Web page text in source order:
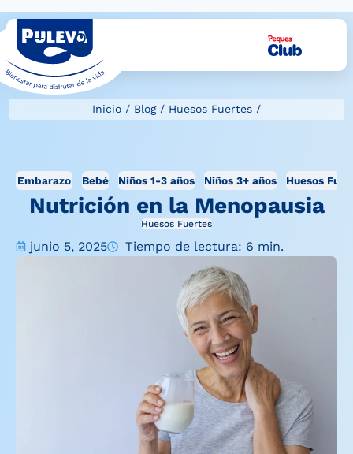
Inicio / Blog/ Huesos Fuertes /
Embarazo Bebé Niños 1-3 años Niños 3+ años Huesos
Nutrición en la Menopausia
Huesos Fuertes
junio 5, 2025 Tiempo de lectura: 6 min.